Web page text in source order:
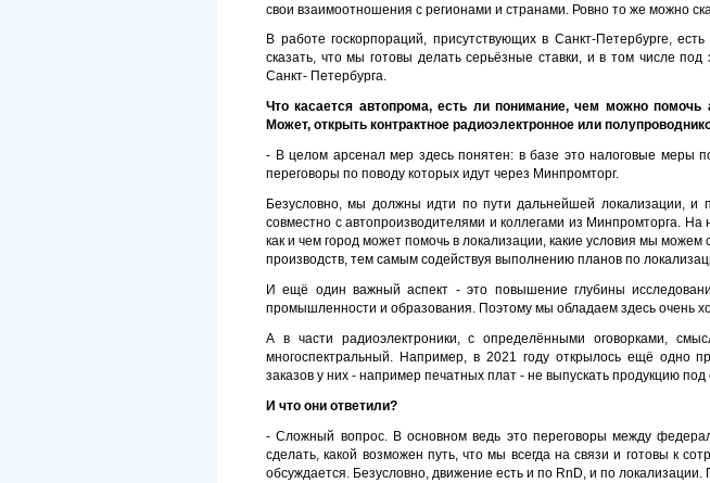
свои взаимоотношения с регионами и странами. Ровно то же можно
В работе госкорпораций, присутствующих в Санкт-Петербурге,
сказать, что мы готовы делать серьёзные ставки, и в том числе
Санкт- Петербурга.
Что касается автопрома, есть ли понимание, чем можно
Может, открыть контрактное радиоэлектронное или
- В целом арсенал мер здесь понятен: в базе это налоговые меры
переговоры по поводу которых идут через Минпромторг.
Безусловно, мы должны идти по пути дальнейшей локализации, и
совместно с автопроизводителями и коллегами из Минпромторга.
как и чем город может помочь в локализации, какие условия мы можем
производств, тем самым содействуя выполнению планов по
И ещё один важный аспект - это повышение глубины
промышленности и образования. Поэтому мы обладаем здесь очень
А в части радиоэлектроники, с определёнными оговорками,
многоспектральный. Например, в 2021 году открылось ещё одно
заказов у них - например печатных плат - не выпускать продукцию
И что они ответили?
- Сложный вопрос. В основном ведь это переговоры между
сделать, какой возможен путь, что мы всегда на связи и готовы к
обсуждается. Безусловно, движение есть и по RnD, и по локализации.